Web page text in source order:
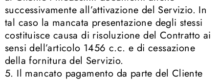
successivamente all’attivazione del Servizio. In
tal caso la mancata presentazione degli stessi
costituisce causa di risoluzione del Contratto ai
sensi dell’articolo 1456 c.c. e di cessazione
della fornitura del Servizio.
5. Il mancato pagamento da parte del Cliente